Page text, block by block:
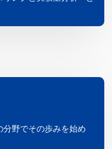
分野でその歩みを始め